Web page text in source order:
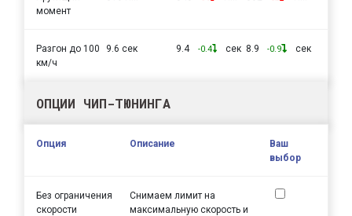
момент
Разгон до 100
км/ч
9.6 сек 9.4 -0.4 сек 8.9 -0.9 сек
ОПЦИИ ЧИП-ТЮНИНГА
Опция Описание
Ваш
выбор
Без ограничения
скорости
Снимаем лимит на
максимальную скорость и